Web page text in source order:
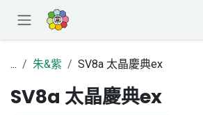
... 朱&紫 SV8a 太晶慶典ex
SV8a 太晶慶典ex